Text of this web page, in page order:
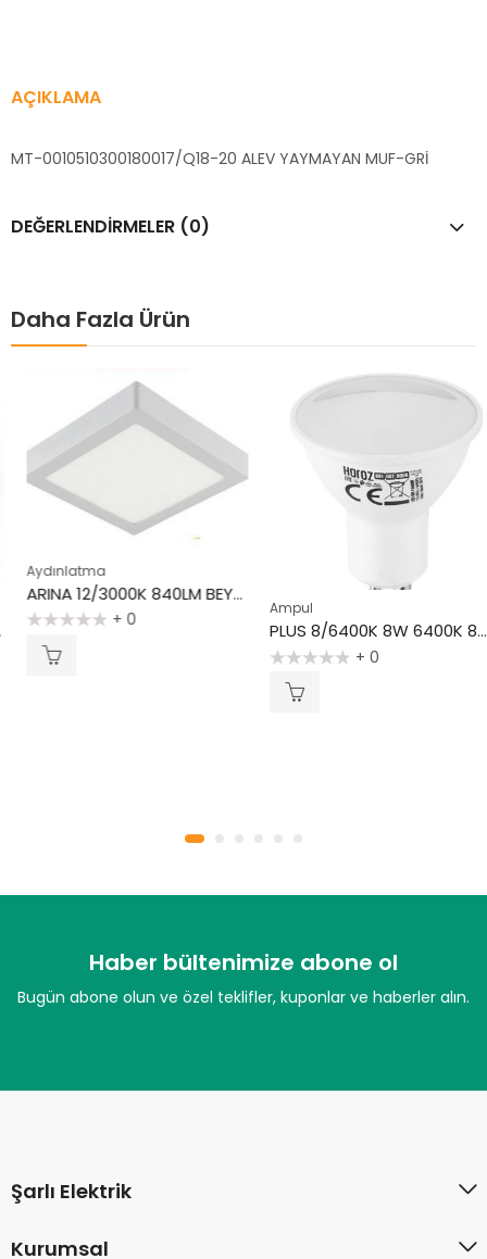
AÇIKLAMA
MT-0010510300180017/Q18-20 ALEV YAYMAYAN MUF-GRİ
DEĞERLENDIRMELER (0)
Daha Fazla Ürün
Aydınlatma
ARINA 12/3000K 840LM BEYAZ KARE PANEL
üzerinden
+ 0
Ampul
PLUS 8/6400K 8W 6400K 8W LED AMPUL
üzerinden
+ 0
Haber bültenimize abone ol
Bugün abone olun ve özel teklifler, kuponlar ve haberler alın.
Şarlı Elektrik
Kurumsal